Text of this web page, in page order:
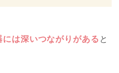
には深いつながりがある と